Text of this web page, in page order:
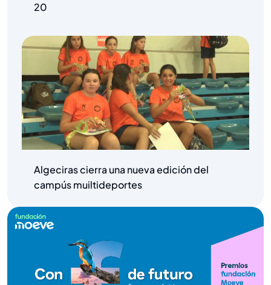
20
Algeciras cierra una nueva edición del
campús muiltideportes